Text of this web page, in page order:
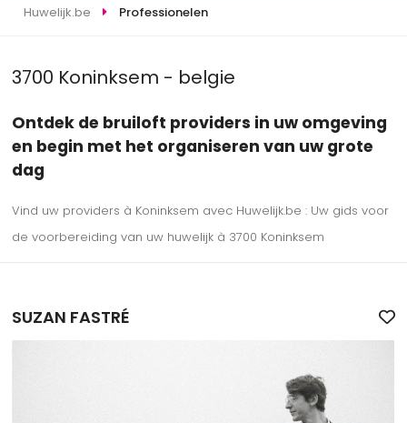
Huwelijk.be Professionelen
3700 Koninksem - belgie
Ontdek de bruiloft providers in uw omgeving
en begin met het organiseren van uw grote
dag
Vind uw providers à Koninksem avec Huwelijk.be : Uw gids voor
de voorbereiding van uw huwelijk à 3700 Koninksem
SUZAN FASTRÉ